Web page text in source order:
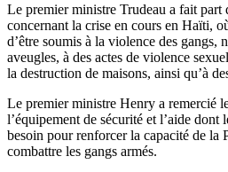
Le premier ministre Trudeau a fait part
concernant la crise en cours en Haïti,
d’être soumis à la violence des gangs,
aveugles, à des actes de violence
la destruction de maisons, ainsi qu’à
Le premier ministre Henry a remercié
l’équipement de sécurité et l’aide dont
besoin pour renforcer la capacité de la
combattre les gangs armés.